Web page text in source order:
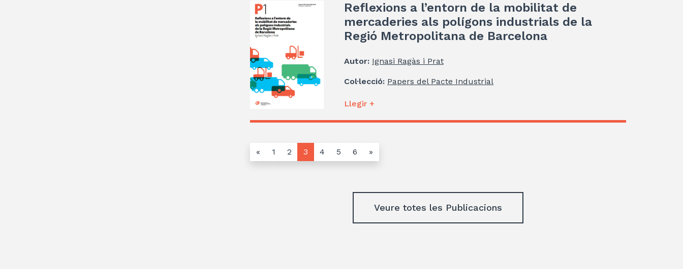
Reflexions a l’entorn de la mobilitat de
mercaderies als polígons industrials de la
Regió Metropolitana de Barcelona
Autor: Ignasi Ragàs i Prat
Col·lecció: Papers del Pacte Industrial
Llegir +
« 1 2 3 4 5 6 »
Veure totes les Publicacions